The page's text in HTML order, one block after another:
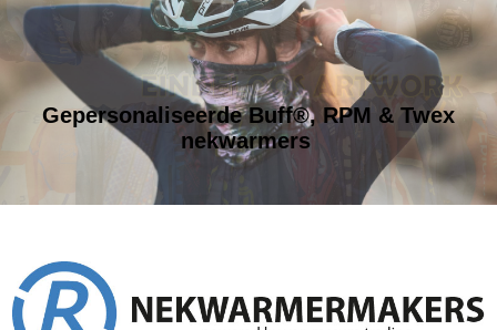
Gepersonaliseerde Buff®, RPM & Twex
nekwarmers